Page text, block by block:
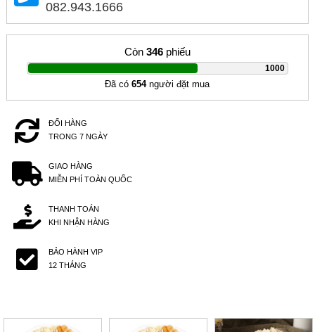
082.943.1666
Còn 346phiếu
1000
|
Đã có654người đặt mua
ĐỔI HÀNG
TRONG 7 NGÀY
GIAO HÀNG
MIỄN PHÍ TOÀN QUỐC
THANH TOÁN
KHI NHẬN HÀNG
BẢO HÀNH VIP
12 THÁNG